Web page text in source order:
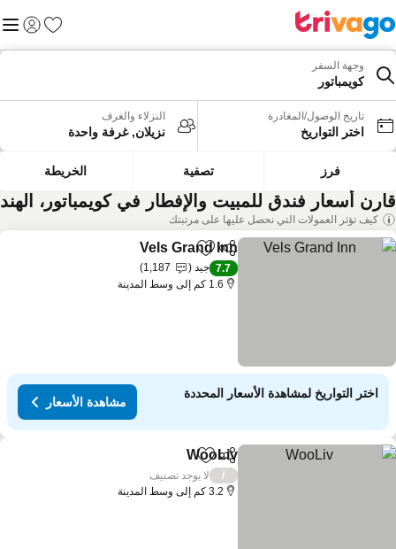
المفضلة
تسجيل
وجهة السفر
كويمباتور
تاريخ الوصول/المغادرة
اختر التواريخ
النزلاء والغرف
نزيلان, غرفة واحدة
فرز تصفية الخريطة
أسعار فندق للمبيت والإفطار في كويمباتور، الهند
كيف تؤثر العمولات التي نحصل عليها على مرتبتك
مشاركةAdd to favorites
Vels Grand Inn
7.7 جيد
1,187
1.6 كم إلى وسط المدينة
اختر التواريخ لمشاهدة الأسعار المحددة
مشاهدة الأسعار
مشاركةAdd to favorites
WooLiv
لا يوجد تصنيف
3.2 كم إلى وسط المدينة